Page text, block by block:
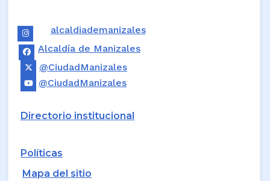
alcaldiademanizales
Alcaldía de Manizales
@CiudadManizales
@CiudadManizales
Directorio institucional
Políticas
Mapa del sitio